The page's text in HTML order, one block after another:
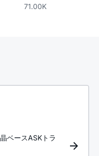
71.00K
ベースASKトラ